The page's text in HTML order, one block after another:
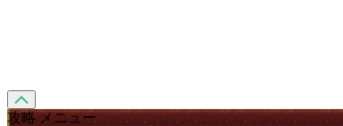
攻略 メニュー